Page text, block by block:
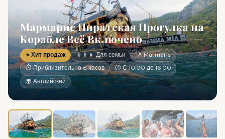
Мармарис Пиратская Прогулка на
Корабле Всё Включено
⭐ Хит продаж 👨‍👩‍👧 Для семьи
📍 Marmaris
⏱ Приблизительно 6 часов
🕐 С 10:00 до 16:00
🌍 Английский